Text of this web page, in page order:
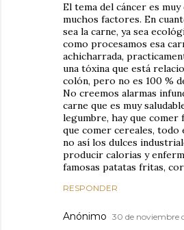
El tema del cáncer es
muchos factores. En
sea la carne, ya sea
como procesamos esa
achicharrada,
una tóxina que está
colón, pero no es 100 %
No creemos alarmas
carne que es muy
legumbre, hay que comer
que comer cereales, todo
no así los dulces
producir calorias y
famosas patatas fritas,
RESPONDER
Anónimo 30 de noviembre